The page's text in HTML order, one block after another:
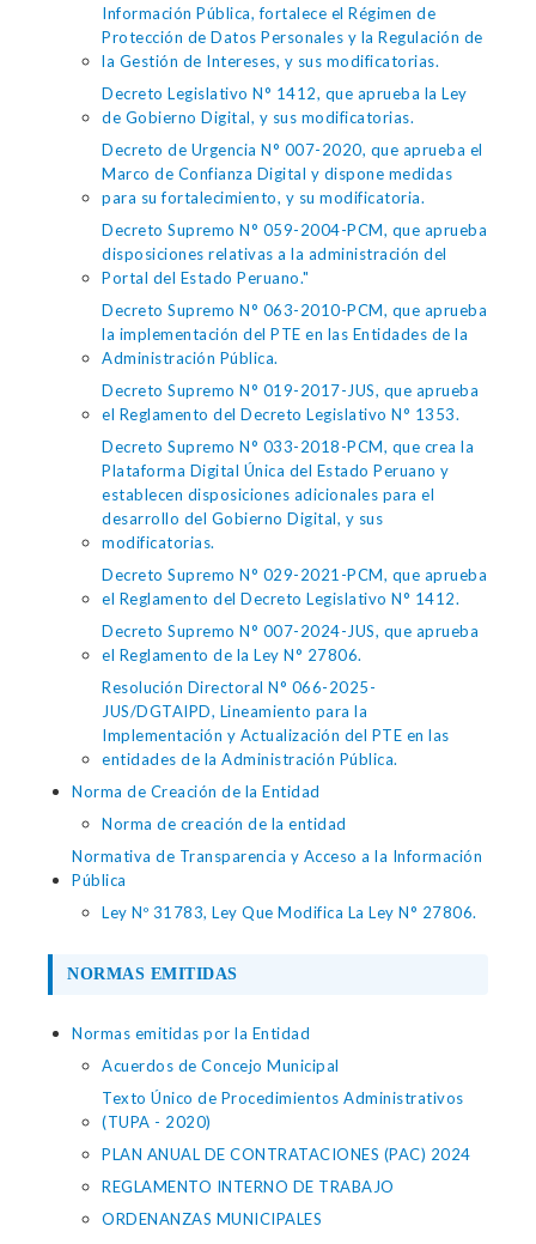
Información Pública, fortalece el Régimen de
Protección de Datos Personales y la Regulación de
la Gestión de Intereses, y sus modificatorias.
Decreto Legislativo N° 1412, que aprueba la Ley
de Gobierno Digital, y sus modificatorias.
Decreto de Urgencia N° 007-2020, que aprueba el
Marco de Confianza Digital y dispone medidas
para su fortalecimiento, y su modificatoria.
Decreto Supremo N° 059-2004-PCM, que aprueba
disposiciones relativas a la administración del
Portal del Estado Peruano."
Decreto Supremo N° 063-2010-PCM, que aprueba
la implementación del PTE en las Entidades de la
Administración Pública.
Decreto Supremo N° 019-2017-JUS, que aprueba
el Reglamento del Decreto Legislativo N° 1353.
Decreto Supremo N° 033-2018-PCM, que crea la
Plataforma Digital Única del Estado Peruano y
establecen disposiciones adicionales para el
desarrollo del Gobierno Digital, y sus
modificatorias.
Decreto Supremo N° 029-2021-PCM, que aprueba
el Reglamento del Decreto Legislativo N° 1412.
Decreto Supremo N° 007-2024-JUS, que aprueba
el Reglamento de la Ley N° 27806.
Resolución Directoral N° 066-2025-
JUS/DGTAIPD, Lineamiento para la
Implementación y Actualización del PTE en las
entidades de la Administración Pública.
Norma de Creación de la Entidad
Norma de creación de la entidad
Normativa de Transparencia y Acceso a la Información
Pública
Ley Nº 31783, Ley Que Modifica La Ley N° 27806.
NORMAS EMITIDAS
Normas emitidas por la Entidad
Acuerdos de Concejo Municipal
Texto Único de Procedimientos Administrativos
(TUPA - 2020)
PLAN ANUAL DE CONTRATACIONES (PAC) 2024
REGLAMENTO INTERNO DE TRABAJO
ORDENANZAS MUNICIPALES